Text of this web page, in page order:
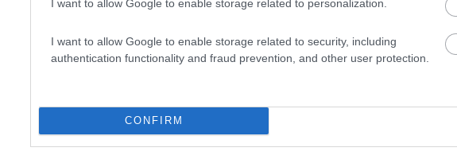
I want to allow Google to enable storage related to personalization.
I want to allow Google to enable storage related to security, including
authentication functionality and fraud prevention, and other user protection.
CONFIRM
Fesztivál (Japán)
örömünnep, ilyenkor mindenki a parkokban van, pokrócokon ülve
a meseszép rózsaszín szirmokban gyönyörködnek. A sakurának is